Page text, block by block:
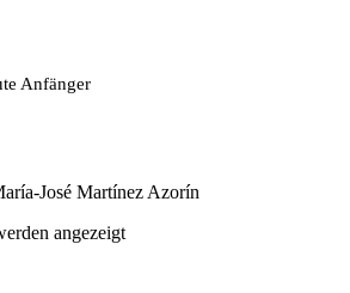
Anfänger
José Martínez Azorín
angezeigtNach